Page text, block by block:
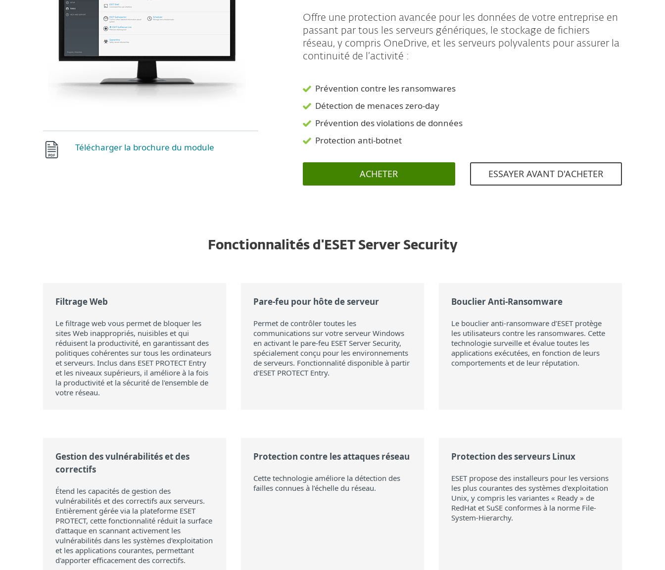
Télécharger la brochure du module
Offre une protection avancée pour les données de votre entreprise en
passant par tous les serveurs génériques, le stockage de fichiers
réseau, y compris OneDrive, et les serveurs polyvalents pour assurer la
continuité de l’activité :
Prévention contre les ransomwares
Détection de menaces zero-day
Prévention des violations de données
Protection anti-botnet
ACHETER ESSAYER AVANT D'ACHETER
Fonctionnalités d'ESET Server Security
Filtrage Web
Le filtrage web vous permet de bloquer les
sites Web inappropriés, nuisibles et qui
réduisent la productivité, en garantissant des
politiques cohérentes sur tous les ordinateurs
et serveurs. Inclus dans ESET PROTECT Entry
et les niveaux supérieurs, il améliore à la fois
la productivité et la sécurité de l'ensemble de
votre réseau.
Pare-feu pour hôte de serveur
Permet de contrôler toutes les
communications sur votre serveur Windows
en activant le pare-feu ESET Server Security,
spécialement conçu pour les environnements
de serveurs. Fonctionnalité disponible à partir
d'ESET PROTECT Entry.
Bouclier Anti-Ransomware
Le bouclier anti-ransomware d’ESET protège
les utilisateurs contre les ransomwares. Cette
technologie surveille et évalue toutes les
applications exécutées, en fonction de leurs
comportements et de leur réputation.
Gestion des vulnérabilités et des
correctifs
Étend les capacités de gestion des
vulnérabilités et des correctifs aux serveurs.
Entièrement gérée via la plateforme ESET
PROTECT, cette fonctionnalité réduit la surface
d'attaque en scannant activement les
vulnérabilités dans les systèmes d'exploitation
et les applications courantes, permettant
d'apporter efficacement des correctifs.
Protection contre les attaques réseau
Cette technologie améliore la détection des
failles connues à l’échelle du réseau.
Protection des serveurs Linux
ESET propose des installeurs pour les versions
les plus courantes des systèmes d'exploitation
Unix, y compris les variantes « Ready » de
RedHat et SuSE conformes à la norme File-
System-Hierarchy.